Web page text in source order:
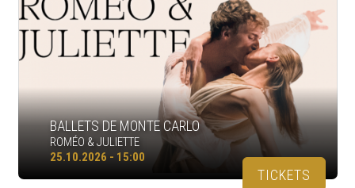
BALLETS DE MONTE CARLO
ROMÉO & JULIETTE
25.10.2026 - 15:00
TICKETS